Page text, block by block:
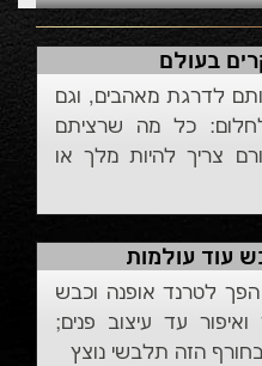
בעולם
לדרגת מאהבים, וגם
לחלום: כל מה שרציתם
צריך להיות מלך או
עוד עולמות
הפך לטרנד אופנה וכבש
עד עיצוב פנים;
הזה תלבשי נוצץ